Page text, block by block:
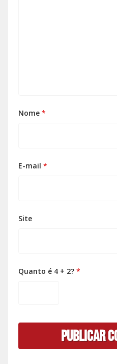
Nome *
E-mail *
Site
Quanto é 4 + 2? *